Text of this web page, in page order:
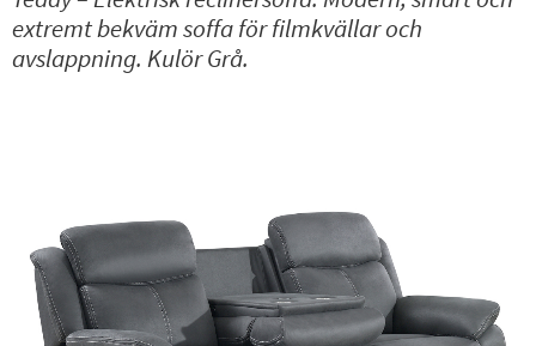
extremt bekväm soffa för filmkvällar och
avslappning. Kulör Grå.